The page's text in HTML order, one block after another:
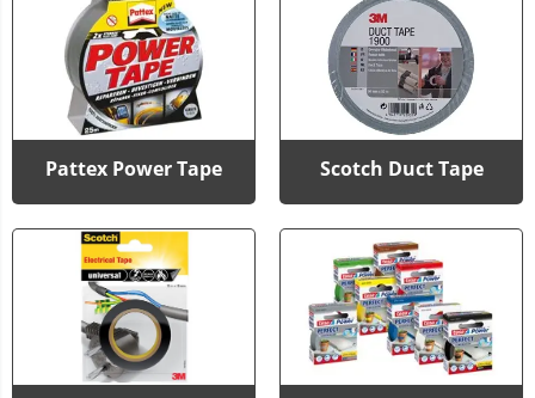
Pattex Power Tape Scotch Duct Tape